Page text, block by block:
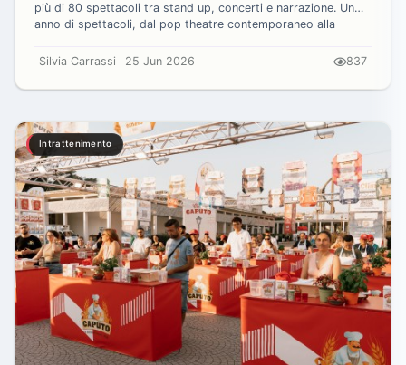
più di 80 spettacoli tra stand up, concerti e narrazione. Un
anno di spettacoli, dal pop theatre contemporaneo alla
Silvia Carrassi
25 Jun 2026 837
Intrattenimento